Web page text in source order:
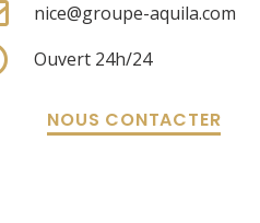
nice@groupe-aquila.com
Ouvert 24h/24
NOUS CONTACTER